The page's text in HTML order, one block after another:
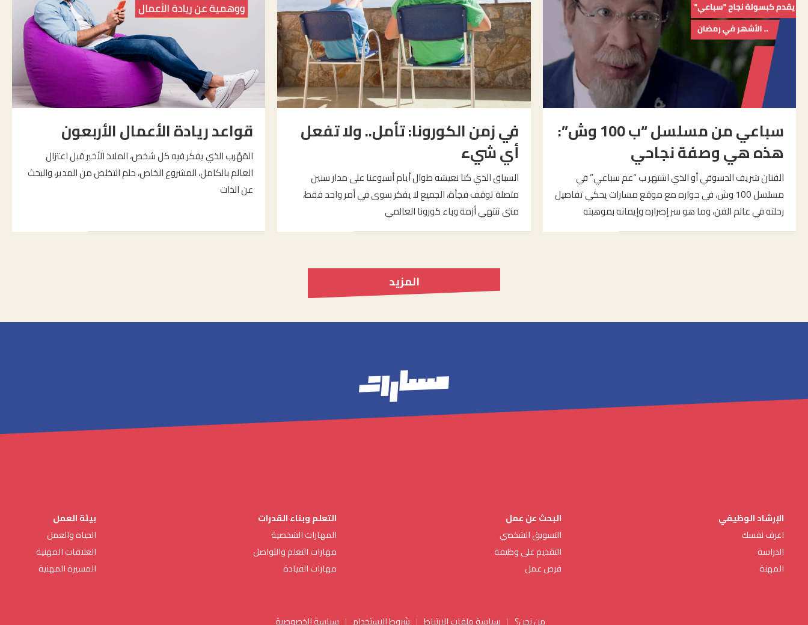
سباعي من مسلسل “ب 100 وش”:
هذه هي وصفة نجاحي
الفنان شريف الدسوقي أو الذي اشتهر ب “عم سباعي” في
مسلسل 100 وش، في حواره مع موقع مسارات يحكي تفاصيل
رحلته في عالم الفن، وما هو سر إصراره وإيمانه بموهبته
في زمن الكورونا: تأمل.. ولا تفعل
أي شيء
السباق الذي كنا نعيشه طوال أيام أسبوعنا على مدار سنين
متصلة توقف فجأة، الجميع لا يفكر سوى في أمر واحد فقط،
متى تنتهي أزمة وباء كورونا العالمي
قواعد ريادة الأعمال الأربعون
المَهْرب الذي يفكر فيه كل شخص، الملاذ الأخير قبل اعتزال
العالم بالكامل، المشروع الخاص، حلم التخلص من المدير، والبحث
عن الذات
المزيد
الإرشاد الوظيفي
اعرف نفسك
الدراسة
المهنة
البحث عن عمل
التسويق الشخصي
التقديم على وظيفة
فرص عمل
التعلم وبناء القدرات
المهارات الشخصية
مهارات التعلم والتواصل
مهارات القيادة
بيئة العمل
الحياة والعمل
العلاقات المهنية
المسيرة المهنية
من نحن؟ سياسة ملفات الارتباط شروط الاستخدام سياسة الخصوصية